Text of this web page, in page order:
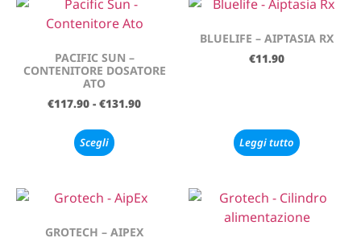
PACIFIC SUN –
CONTENITORE DOSATORE
ATO
€117.90 - €131.90
Scegli
BLUELIFE – AIPTASIA RX
€11.90
Leggi tutto
GROTECH – AIPEX